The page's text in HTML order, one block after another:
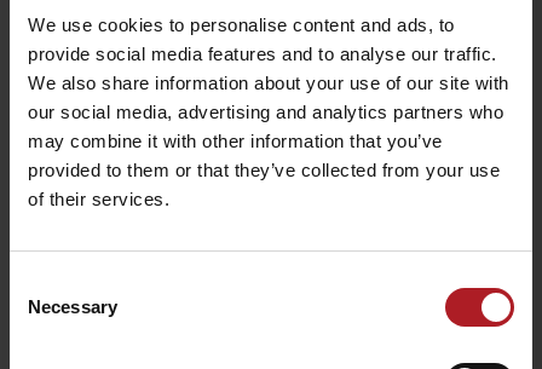
We use cookies to personalise content and ads, to
provide social media features and to analyse our traffic.
We also share information about your use of our site with
our social media, advertising and analytics partners who
may combine it with other information that you’ve
provided to them or that they’ve collected from your use
of their services.
Selection
Necessary
Restaurant and café
SMREK
Liptovská Osada
GOTHAL Koliba Liptov
Liptovská Osada
Smrekovica restaurant